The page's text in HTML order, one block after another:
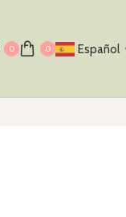
0 0 Español